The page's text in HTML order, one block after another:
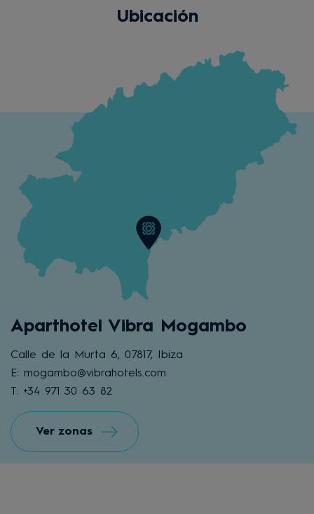
Ubicación
Aparthotel Vibra Mogambo
Calle de la Murta 6, 07817, Ibiza
E: mogambo@vibrahotels.com
T: +34 971 30 63 82
Ver zonas